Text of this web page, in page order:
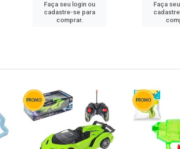
Faça seu login ou
cadastre-se para
comprar.
Faça